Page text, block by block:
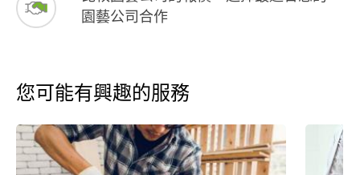
園藝公司合作
您可能有興趣的服務